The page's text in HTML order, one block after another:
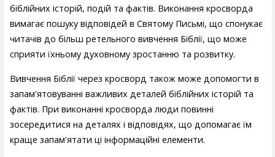
біблійних історій, подій та фактів. Виконання кросворда
вимагає пошуку відповідей в Святому Письмі, що спонукає
читачів до більш ретельного вивчення Біблії, що може
сприяти їхньому духовному зростанню та розвитку.
Вивчення Біблії через кросворд також може допомогти в
запам'ятовуванні важливих деталей біблійних історій та
фактів. При виконанні кросворда люди повинні
зосередитися на деталях і відповідях, що допомагає їм
краще запам'ятати ці інформаційні елементи.